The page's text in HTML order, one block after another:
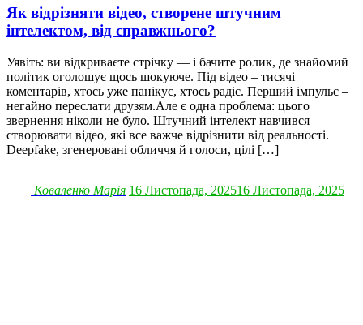
Як відрізняти відео, створене штучним
інтелектом, від справжнього?
Уявіть: ви відкриваєте стрічку — і бачите ролик, де знайомий
політик оголошує щось шокуюче. Під відео – тисячі
коментарів, хтось уже панікує, хтось радіє. Перший імпульс –
негайно переслати друзям.Але є одна проблема: цього
звернення ніколи не було. Штучний інтелект навчився
створювати відео, які все важче відрізнити від реальності.
Deepfake, згенеровані обличчя й голоси, цілі […]
Коваленко Марія 16 Листопада, 202516 Листопада, 2025